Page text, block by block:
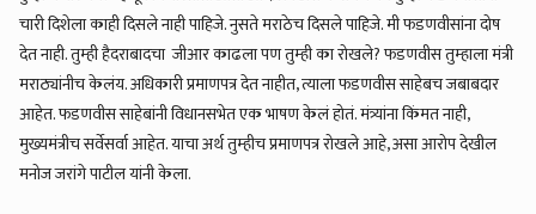
चारी दिशेला काही दिसले नाही पाहिजे. नुसते मराठेच दिसले पाहिजे. मी फडणवीसांना दोष
देत नाही. तुम्ही हैदराबादचा जीआर काढला पण तुम्ही का रोखले? फडणवीस तुम्हाला मंत्री
मराठ्यांनीच केलंय. अधिकारी प्रमाणपत्र देत नाहीत, त्याला फडणवीस साहेबच जबाबदार
आहेत. फडणवीस साहेबांनी विधानसभेत एक भाषण केलं होतं. मंत्र्यांना किंमत नाही,
मुख्यमंत्रीच सर्वेसर्वा आहेत. याचा अर्थ तुम्हीच प्रमाणपत्र रोखले आहे, असा आरोप देखील
मनोज जरांगे पाटील यांनी केला.